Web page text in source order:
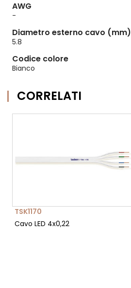
AWG
-
Diametro esterno cavo (mm)
5.8
Codice colore
Bianco
CORRELATI
TSK1170
Cavo LED 4x0,22